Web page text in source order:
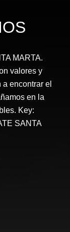
MARTA.
valores y
encontrar el
en la
Key:
SANTA